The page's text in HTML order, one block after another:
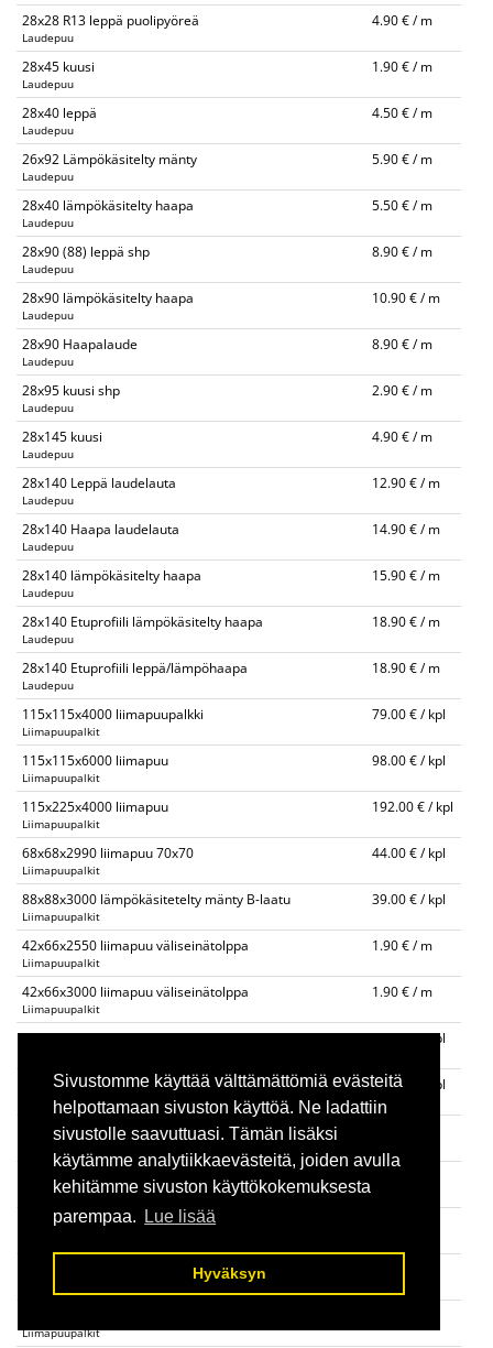
Sivustomme käyttää välttämättömiä evästeitä
helpottamaan sivuston käyttöä. Ne ladattiin
sivustolle saavuttuasi. Tämän lisäksi
käytämme analytiikkaevästeitä, joiden avulla
kehitämme sivuston käyttökokemuksesta
parempaa.
Lue lisää
Hyväksyn
28x28 R13 leppä puolipyöreä
Laudepuu
4.90 € / m
28x45 kuusi
Laudepuu
1.90 € / m
28x40 leppä
Laudepuu
4.50 € / m
26x92 Lämpökäsitelty mänty
Laudepuu
5.90 € / m
28x40 lämpökäsitelty haapa
Laudepuu
5.50 € / m
28x90 (88) leppä shp
Laudepuu
8.90 € / m
28x90 lämpökäsitelty haapa
Laudepuu
10.90 € / m
28x90 Haapalaude
Laudepuu
8.90 € / m
28x95 kuusi shp
Laudepuu
2.90 € / m
28x145 kuusi
Laudepuu
4.90 € / m
28x140 Leppä laudelauta
Laudepuu
12.90 € / m
28x140 Haapa laudelauta
Laudepuu
14.90 € / m
28x140 lämpökäsitelty haapa
Laudepuu
15.90 € / m
28x140 Etuprofiili lämpökäsitelty haapa
Laudepuu
18.90 € / m
28x140 Etuprofiili leppä/lämpöhaapa
Laudepuu
18.90 € / m
115x115x4000 liimapuupalkki
Liimapuupalkit
79.00 € / kpl
115x115x6000 liimapuu
Liimapuupalkit
98.00 € / kpl
115x225x4000 liimapuu
Liimapuupalkit
192.00 € / kpl
68x68x2990 liimapuu 70x70
Liimapuupalkit
44.00 € / kpl
88x88x3000 lämpökäsitetelty mänty B-laatu
Liimapuupalkit
39.00 € / kpl
42x66x2550 liimapuu väliseinätolppa
Liimapuupalkit
1.90 € / m
42x66x3000 liimapuu väliseinätolppa
Liimapuupalkit
1.90 € / m
90x90x4000 liimapuupalkki 55.00 € / kpl
115x115x3000 liimapuupalkki
Liimapuupalkit
49.00 € / kpl
140x140 liimapuupalkki
90x225 liimapuupalkki 4m,6m
Liimapuupalkit
90x270 liimapuupalkki 4m, 6m
115x225 liimapuupalkki 4m, 6m
Liimapuupalkit